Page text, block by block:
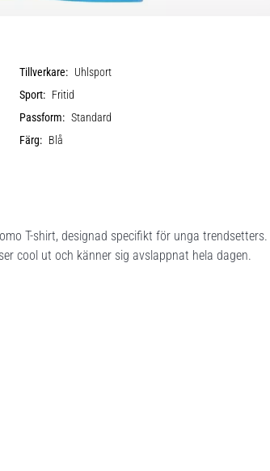
Tillverkare: Uhlsport
Sport: Fritid
Passform: Standard
Färg: Blå
T-shirt, designad specifikt för unga trendsetters.
cool ut och känner sig avslappnat hela dagen.